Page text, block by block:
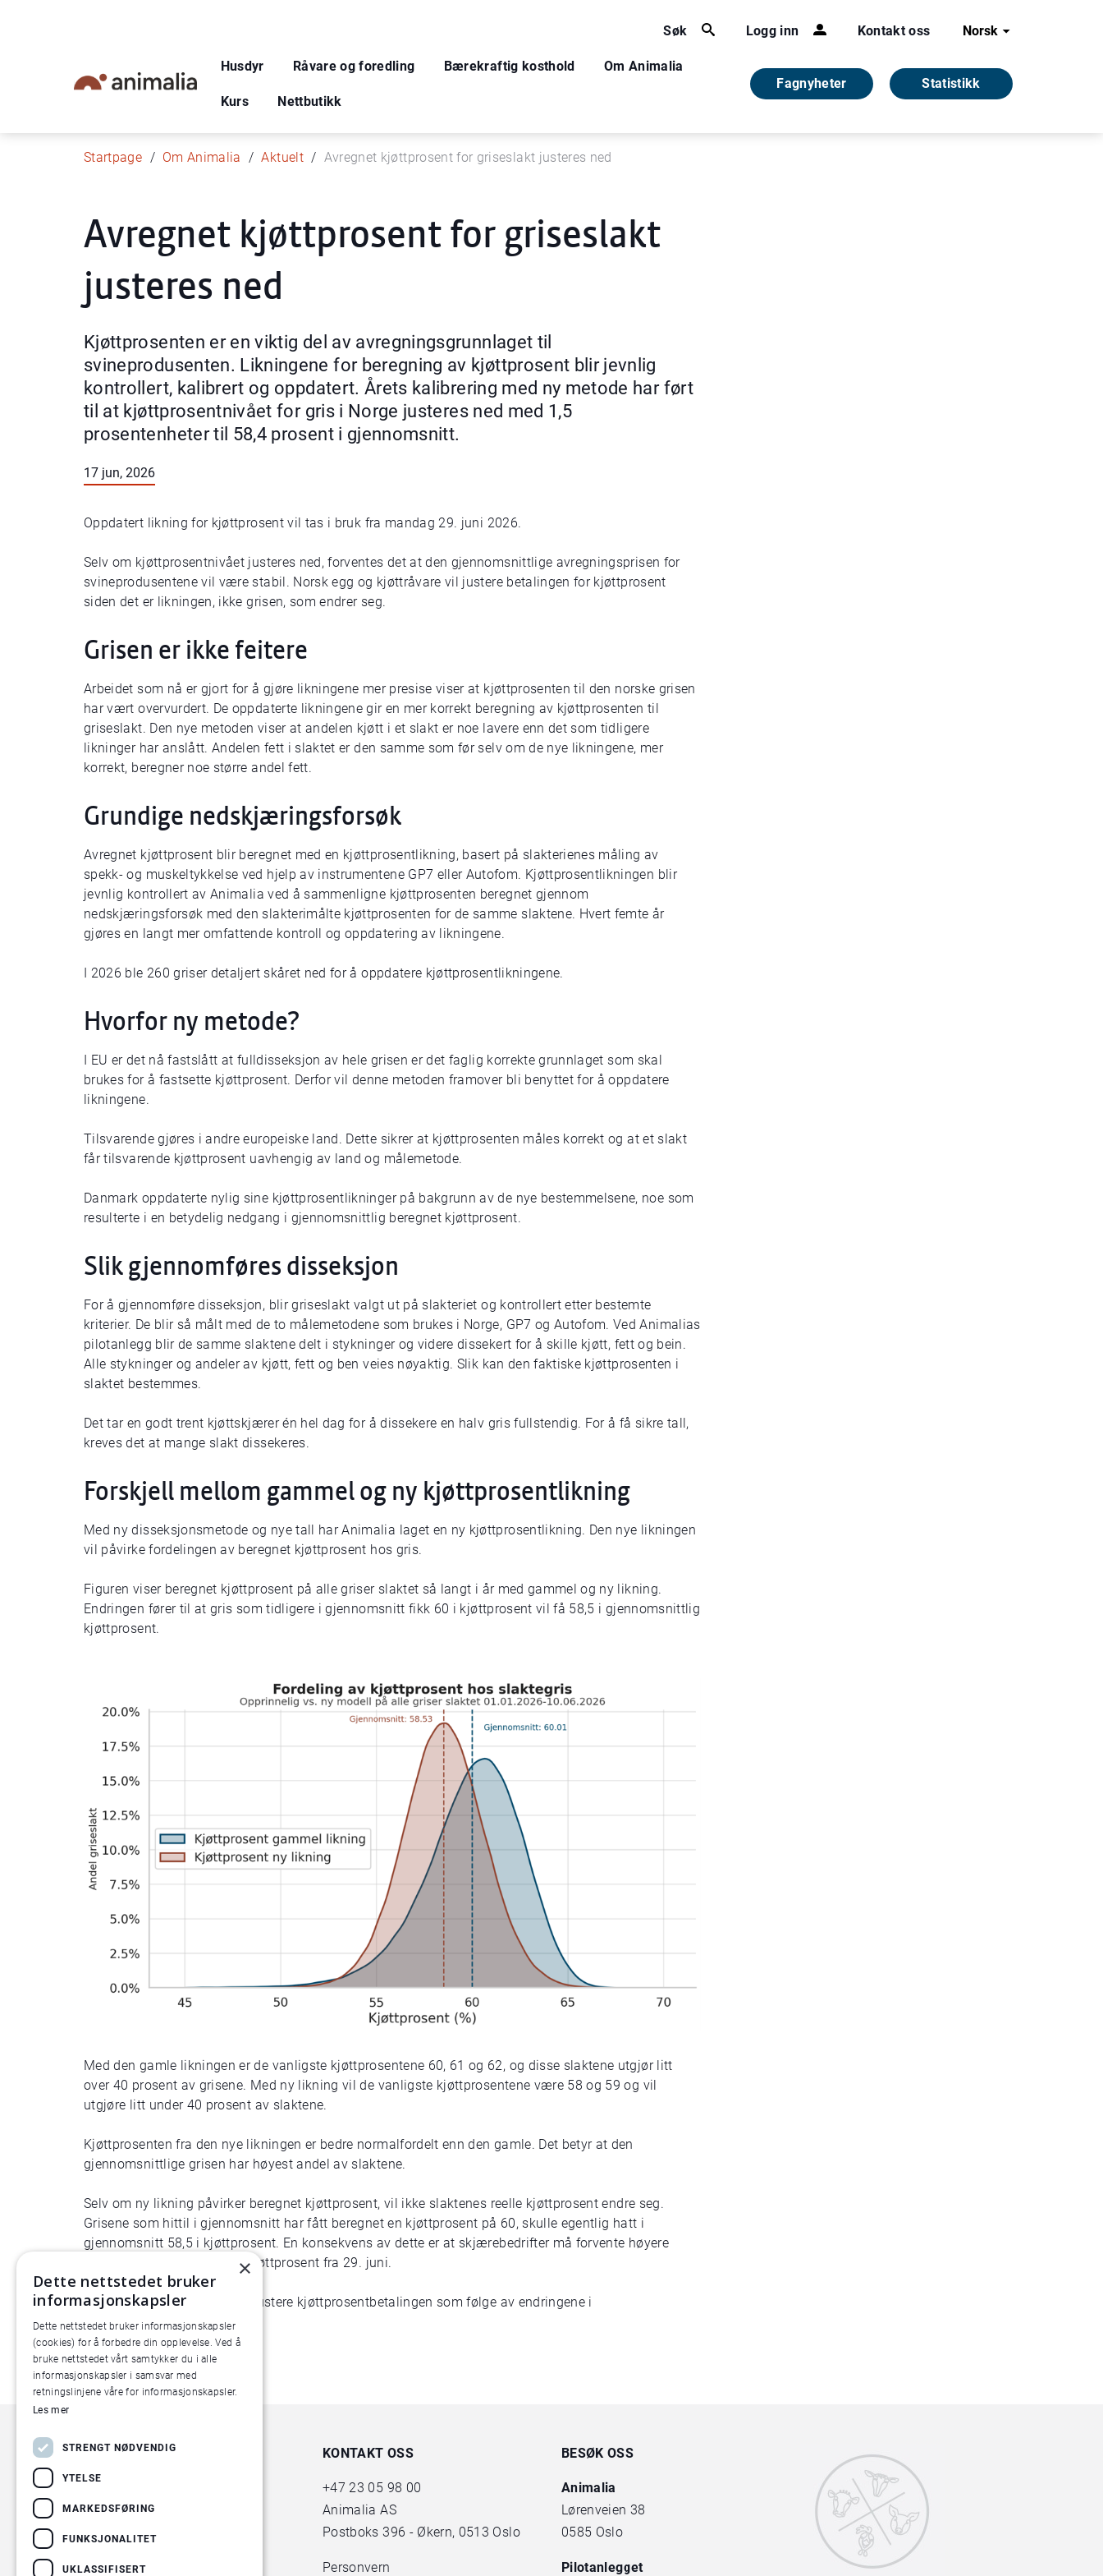
Søk Logg inn Kontakt oss Norsk
Husdyr Råvare og foredling Bærekraftig kosthold Om Animalia
Kurs Nettbutikk
Fagnyheter Statistikk
Startpage Om Animalia Aktuelt Avregnet kjøttprosent for griseslakt justeres ned
Avregnet kjøttprosent for griseslakt
justeres ned
Kjøttprosenten er en viktig del av avregningsgrunnlaget til
svineprodusenten. Likningene for beregning av kjøttprosent blir jevnlig
kontrollert, kalibrert og oppdatert. Årets kalibrering med ny metode har ført
til at kjøttprosentnivået for gris i Norge justeres ned med 1,5
prosentenheter til 58,4 prosent i gjennomsnitt.
17 jun, 2026
Oppdatert likning for kjøttprosent vil tas i bruk fra mandag 29. juni 2026.
Selv om kjøttprosentnivået justeres ned, forventes det at den gjennomsnittlige avregningsprisen for
svineprodusentene vil være stabil. Norsk egg og kjøttråvare vil justere betalingen for kjøttprosent
siden det er likningen, ikke grisen, som endrer seg.
Grisen er ikke feitere
Arbeidet som nå er gjort for å gjøre likningene mer presise viser at kjøttprosenten til den norske grisen
har vært overvurdert. De oppdaterte likningene gir en mer korrekt beregning av kjøttprosenten til
griseslakt. Den nye metoden viser at andelen kjøtt i et slakt er noe lavere enn det som tidligere
likninger har anslått. Andelen fett i slaktet er den samme som før selv om de nye likningene, mer
korrekt, beregner noe større andel fett.
Grundige nedskjæringsforsøk
Avregnet kjøttprosent blir beregnet med en kjøttprosentlikning, basert på slakterienes måling av
spekk- og muskeltykkelse ved hjelp av instrumentene GP7 eller Autofom. Kjøttprosentlikningen blir
jevnlig kontrollert av Animalia ved å sammenligne kjøttprosenten beregnet gjennom
nedskjæringsforsøk med den slakterimålte kjøttprosenten for de samme slaktene. Hvert femte år
gjøres en langt mer omfattende kontroll og oppdatering av likningene.
I 2026 ble 260 griser detaljert skåret ned for å oppdatere kjøttprosentlikningene.
Hvorfor ny metode?
I EU er det nå fastslått at fulldisseksjon av hele grisen er det faglig korrekte grunnlaget som skal
brukes for å fastsette kjøttprosent. Derfor vil denne metoden framover bli benyttet for å oppdatere
likningene.
Tilsvarende gjøres i andre europeiske land. Dette sikrer at kjøttprosenten måles korrekt og at et slakt
får tilsvarende kjøttprosent uavhengig av land og målemetode.
Danmark oppdaterte nylig sine kjøttprosentlikninger på bakgrunn av de nye bestemmelsene, noe som
resulterte i en betydelig nedgang i gjennomsnittlig beregnet kjøttprosent.
Slik gjennomføres disseksjon
For å gjennomføre disseksjon, blir griseslakt valgt ut på slakteriet og kontrollert etter bestemte
kriterier. De blir så målt med de to målemetodene som brukes i Norge, GP7 og Autofom. Ved Animalias
pilotanlegg blir de samme slaktene delt i stykninger og videre dissekert for å skille kjøtt, fett og bein.
Alle stykninger og andeler av kjøtt, fett og ben veies nøyaktig. Slik kan den faktiske kjøttprosenten i
slaktet bestemmes.
Det tar en godt trent kjøttskjærer én hel dag for å dissekere en halv gris fullstendig. For å få sikre tall,
kreves det at mange slakt dissekeres.
Forskjell mellom gammel og ny kjøttprosentlikning
Med ny disseksjonsmetode og nye tall har Animalia laget en ny kjøttprosentlikning. Den nye likningen
vil påvirke fordelingen av beregnet kjøttprosent hos gris.
Figuren viser beregnet kjøttprosent på alle griser slaktet så langt i år med gammel og ny likning.
Endringen fører til at gris som tidligere i gjennomsnitt fikk 60 i kjøttprosent vil få 58,5 i gjennomsnittlig
kjøttprosent.
Med den gamle likningen er de vanligste kjøttprosentene 60, 61 og 62, og disse slaktene utgjør litt
over 40 prosent av grisene. Med ny likning vil de vanligste kjøttprosentene være 58 og 59 og vil
utgjøre litt under 40 prosent av slaktene.
Kjøttprosenten fra den nye likningen er bedre normalfordelt enn den gamle. Det betyr at den
gjennomsnittlige grisen har høyest andel av slaktene.
Selv om ny likning påvirker beregnet kjøttprosent, vil ikke slaktenes reelle kjøttprosent endre seg.
Grisene som hittil i gjennomsnitt har fått beregnet en kjøttprosent på 60, skulle egentlig hatt i
gjennomsnitt 58,5 i kjøttprosent. En konsekvens av dette er at skjærebedrifter må forvente høyere
utbytter fra griser med 60 i kjøttprosent fra 29. juni.
Norsk egg og kjøttråvare vil justere kjøttprosentbetalingen som følge av endringene i
kjøttprosentberegningen.
KONTAKT OSS
+47 23 05 98 00
Animalia AS
Postboks 396 - Økern, 0513 Oslo
Personvern
BESØK OSS
Animalia
Lørenveien 38
0585 Oslo
Pilotanlegget
×
Dette nettstedet bruker
informasjonskapsler
Dette nettstedet bruker informasjonskapsler
(cookies) for å forbedre din opplevelse. Ved å
bruke nettstedet vårt samtykker du i alle
informasjonskapsler i samsvar med
retningslinjene våre for informasjonskapsler.
Les mer
STRENGT NØDVENDIG
YTELSE
MARKEDSFØRING
FUNKSJONALITET
UKLASSIFISERT